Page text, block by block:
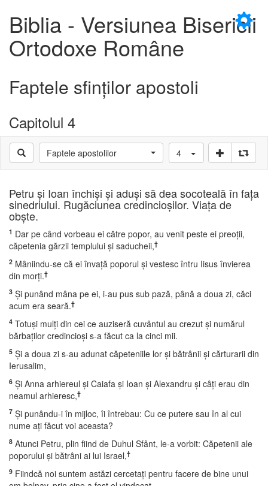
×
Biblia - Versiunea Bisericii
Ortodoxe Române
Faptele sfinţilor apostoli
Capitolul 4
Faptele apostolilor 4
Petru şi Ioan închişi şi aduşi să dea socoteală în faţa
sinedriului. Rugăciunea credincioşilor. Viaţa de
obşte.
1 Dar pe când vorbeau ei către popor, au venit peste ei preoţii,
căpetenia gărzii templului şi saducheii,†
2 Mâniindu-se că ei învaţă poporul şi vestesc întru Iisus învierea
din morţi.†
3 Şi punând mâna pe ei, i-au pus sub pază, până a doua zi, căci
acum era seară.†
4 Totuşi mulţi din cei ce auziseră cuvântul au crezut şi numărul
bărbaţilor credincioşi s-a făcut ca la cinci mii.
5 Şi a doua zi s-au adunat căpeteniile lor şi bătrânii şi cărturarii din
Ierusalim,
6 Şi Anna arhiereul şi Caiafa şi Ioan şi Alexandru şi câţi erau din
neamul arhieresc,†
7 Şi punându-i în mijloc, îi întrebau: Cu ce putere sau în al cui
nume aţi făcut voi aceasta?
8 Atunci Petru, plin fiind de Duhul Sfânt, le-a vorbit: Căpetenii ale
poporului şi bătrâni ai lui Israel,†
9 Fiindcă noi suntem astăzi cercetaţi pentru facere de bine unui